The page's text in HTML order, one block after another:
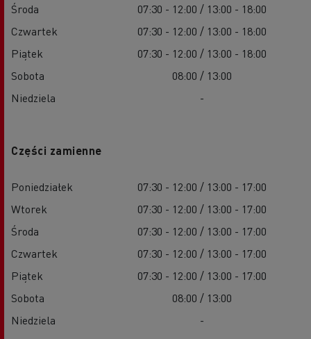
Środa
07:30 - 12:00 / 13:00 - 18:00
Czwartek
07:30 - 12:00 / 13:00 - 18:00
Piątek
07:30 - 12:00 / 13:00 - 18:00
Sobota
08:00 / 13:00
Niedziela
-
Części zamienne
Poniedziałek
07:30 - 12:00 / 13:00 - 17:00
Wtorek
07:30 - 12:00 / 13:00 - 17:00
Środa
07:30 - 12:00 / 13:00 - 17:00
Czwartek
07:30 - 12:00 / 13:00 - 17:00
Piątek
07:30 - 12:00 / 13:00 - 17:00
Sobota
08:00 / 13:00
Niedziela
-